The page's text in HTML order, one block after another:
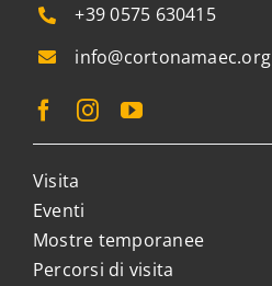
+39 0575 630415
info@cortonamaec.org
Visita
Eventi
Mostre temporanee
Percorsi di visita